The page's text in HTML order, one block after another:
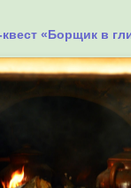
квест «Борщик в